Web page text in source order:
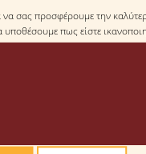
σας προσφέρουμε την
υποθέσουμε πως είστε